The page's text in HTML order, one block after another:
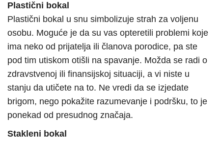
Plastični bokal
Plastični bokal u snu simbolizuje strah za voljenu
osobu. Moguće je da su vas opteretili problemi koje
ima neko od prijatelja ili članova porodice, pa ste
pod tim utiskom otišli na spavanje. Možda se radi o
zdravstvenoj ili finansijskoj situaciji, a vi niste u
stanju da utičete na to. Ne vredi da se izjedate
brigom, nego pokažite razumevanje i podršku, to je
ponekad od presudnog značaja.
Stakleni bokal